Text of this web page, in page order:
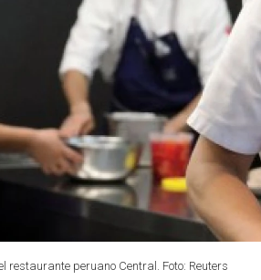
restaurante peruano Central. Foto: Reuters